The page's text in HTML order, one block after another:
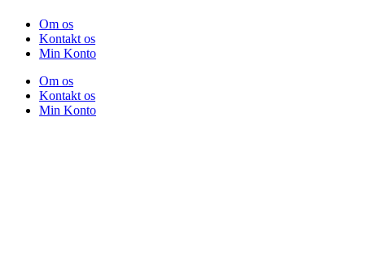
Om os
Kontakt os
Min Konto
Om os
Kontakt os
Min Konto